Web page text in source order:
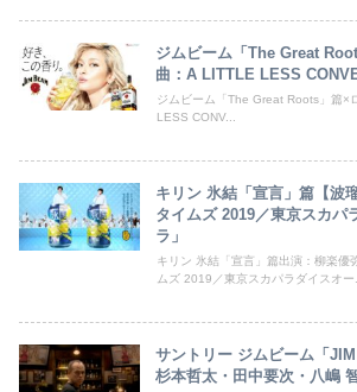
ジムビーム「The Great
曲：A LITTLE LESS
ジムビーム「The Great Roots」篇×
LESS CONV...
キリン 氷結「宣言」篇【波
タイムズ 2019／東京スカパ
ラ」
キリン 氷結「宣言」篇出演：柳楽優
ムズ 2019／東京スカパラダイスオー
サントリー ジムビーム「
杉本哲太・田中要次・八嶋